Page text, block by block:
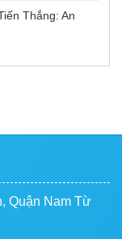
Thắng: An
Quận Nam Từ